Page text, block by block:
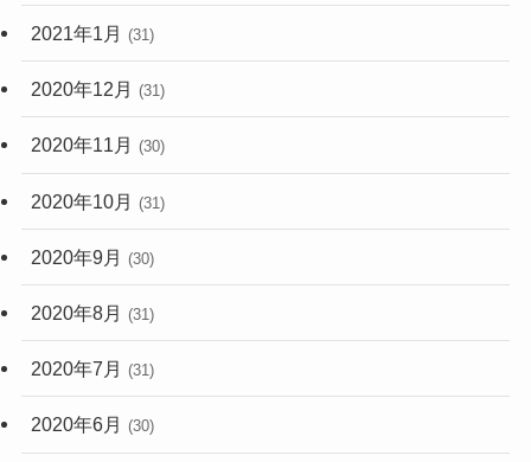
2021年1月 (31)
2020年12月 (31)
2020年11月 (30)
2020年10月 (31)
2020年9月 (30)
2020年8月 (31)
2020年7月 (31)
2020年6月 (30)